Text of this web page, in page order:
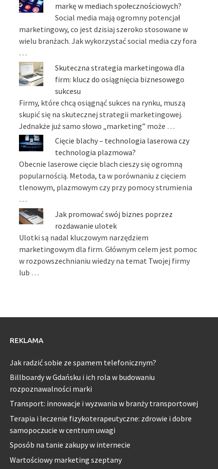
markę w mediach społecznościowych?
Social media mają ogromny potencjał
marketingowy, co jest dzisiaj szeroko stosowane w
wielu branżach. Jak wykorzystać social media czy fora
…
Skuteczna strategia marketingowa dla
firm: klucz do osiągnięcia biznesowego
sukcesu
Firmy, które chcą osiągnąć sukces na rynku, muszą
skupić się na skutecznej strategii marketingowej.
Jednakże już samo słowo „marketing” może …
Cięcie blachy – technologia laserowa czy
technologia plazmowa?
Obecnie laserowe cięcie blach cieszy się ogromną
popularnością. Metoda, ta w porównaniu z cięciem
tlenowym, plazmowym czy przy pomocy strumienia
…
Jak promować swój biznes poprzez
rozdawanie ulotek
Ulotki są nadal kluczowym narzędziem
marketingowym dla firm. Głównym celem jest pomoc
w rozpowszechnianiu wiedzy na temat Twojej firmy
lub …
REKLAMA
Jak radzić sobie ze spamem telefonicznym?
Billboardy w Gdańsku i ich rola w budowaniu
rozpoznawalności marki
Transport: innowacje i wyzwania w branży transportowej
Terapia i leczenie fizykoterapeutyczne: zdrowie i dobre
samopoczucie w centrum uwagi
Sposób na tanie zakupy w internecie
Wartościowy marketing szeptany